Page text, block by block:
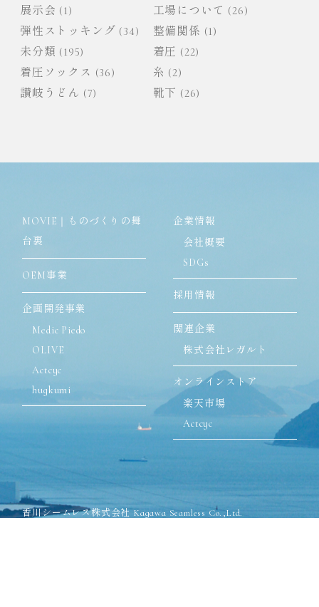
展示会 (1) 工場について (26)
弾性ストッキング (34) 整備関係 (1)
未分類 (195) 着圧 (22)
着圧ソックス (36) 糸 (2)
讃岐うどん (7) 靴下 (26)
香川シームレス株式会社 Kagawa Seamless Co.,Ltd.
MOVIE｜ものづくりの舞
台裏
OEM事業
企画開発事業
Medic Piedo
OLIVE
Actcyc
hugkumi
企業情報
会社概要
SDGs
採用情報
関連企業
株式会社レガルト
オンラインストア
楽天市場
Actcyc